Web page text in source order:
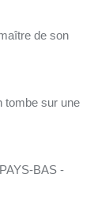
de son
tombe sur une
BAS -